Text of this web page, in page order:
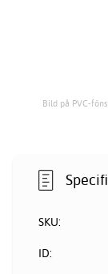
Bild på PVC-
SKU:
ID: